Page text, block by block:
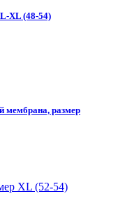
XL (48-54)
мембрана, размер